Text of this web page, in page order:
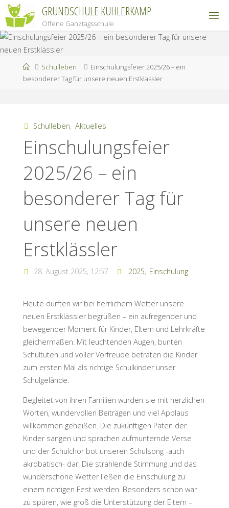
Zum
Inhalt
springen
GRUNDSCHULE KUHLERKAMP
Offene Ganztagsschule
StartSchulleben
Einschulungsfeier 2025/26 – ein
besonderer Tag für unsere neuen Erstklässler
Schulleben, Aktuelles
Einschulungsfeier
2025/26 – ein
besonderer Tag für
unsere neuen
Erstklässler
28. August 2025, 12:57 2025, Einschulung
Heute durften wir bei herrlichem Wetter unsere
neuen Erstklässler begrüßen – ein aufregender und
bewegender Moment für Kinder, Eltern und Lehrkräfte
gleichermaßen. Mit leuchtenden Augen, bunten
Schultüten und voller Vorfreude betraten die Kinder
zum ersten Mal als richtige Schulkinder unser
Schulgelände.
Begleitet von ihren Familien wurden sie mit herzlichen
Worten, wundervollen Beiträgen und viel Applaus
willkommen geheißen. Die zukünftigen Paten der
Kinder sangen und sprachen aufmunternde Verse
und der Schulchor bot unseren Schulsong -auch
akrobatisch- dar! Die strahlende Stimmung und das
wunderschöne Wetter ließen die Einschulung zu
einem richtigen Fest werden. Besonders schön war
zu spüren, wie groß die Unterstützung der Eltern –